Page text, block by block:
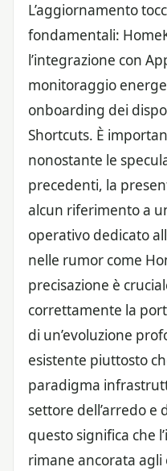
L’aggiornamento
fondamentali:
l’integrazione con
monitoraggio
onboarding dei
Shortcuts. È
nonostante le
precedenti, la
alcun riferimento a
operativo dedicato
nelle rumor come
precisazione è
correttamente la
di un’evoluzione
esistente piuttosto
paradigma
settore dell’arredo e
questo significa che
rimane ancorata agli